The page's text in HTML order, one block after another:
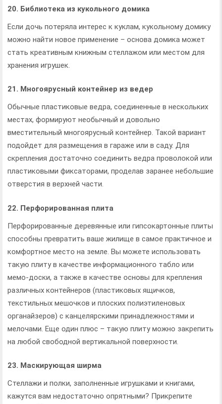
20. Библиотека из кукольного домика
Если дочь потеряла интерес к куклам, кукольному домику
можно найти новое применение – основа домика может
стать креативным книжным стеллажом или местом для
хранения игрушек.
21. Многоярусный контейнер из ведер
Обычные пластиковые ведра, соединенные в нескольких
местах, формируют необычный и довольно
вместительный многоярусный контейнер. Такой вариант
подойдет для размещения в гараже или в саду. Для
скрепления достаточно соединить ведра проволокой или
пластиковыми фиксаторами, проделав заранее небольшие
отверстия в верхней части.
22. Перфорированная плита
Перфорированные деревянные или гипсокартонные плиты
способны превратить ваше жилище в самое практичное и
комфортное место на земле. Вы можете использовать
такую плиту в качестве информационного табло или
мемо-доски, а также в качестве основы для крепления
различных контейнеров (пластиковых ящичков,
текстильных мешочков и плоских полиэтиленовых
органайзеров) с канцелярскими принадлежностями и
мелочами. Еще один плюс – такую плиту можно закрепить
на любой свободной вертикальной поверхности.
23. Маскирующая ширма
Стеллажи и полки, заполненные игрушками и книгами,
кажутся вам недостаточно опрятными? Прикрепите